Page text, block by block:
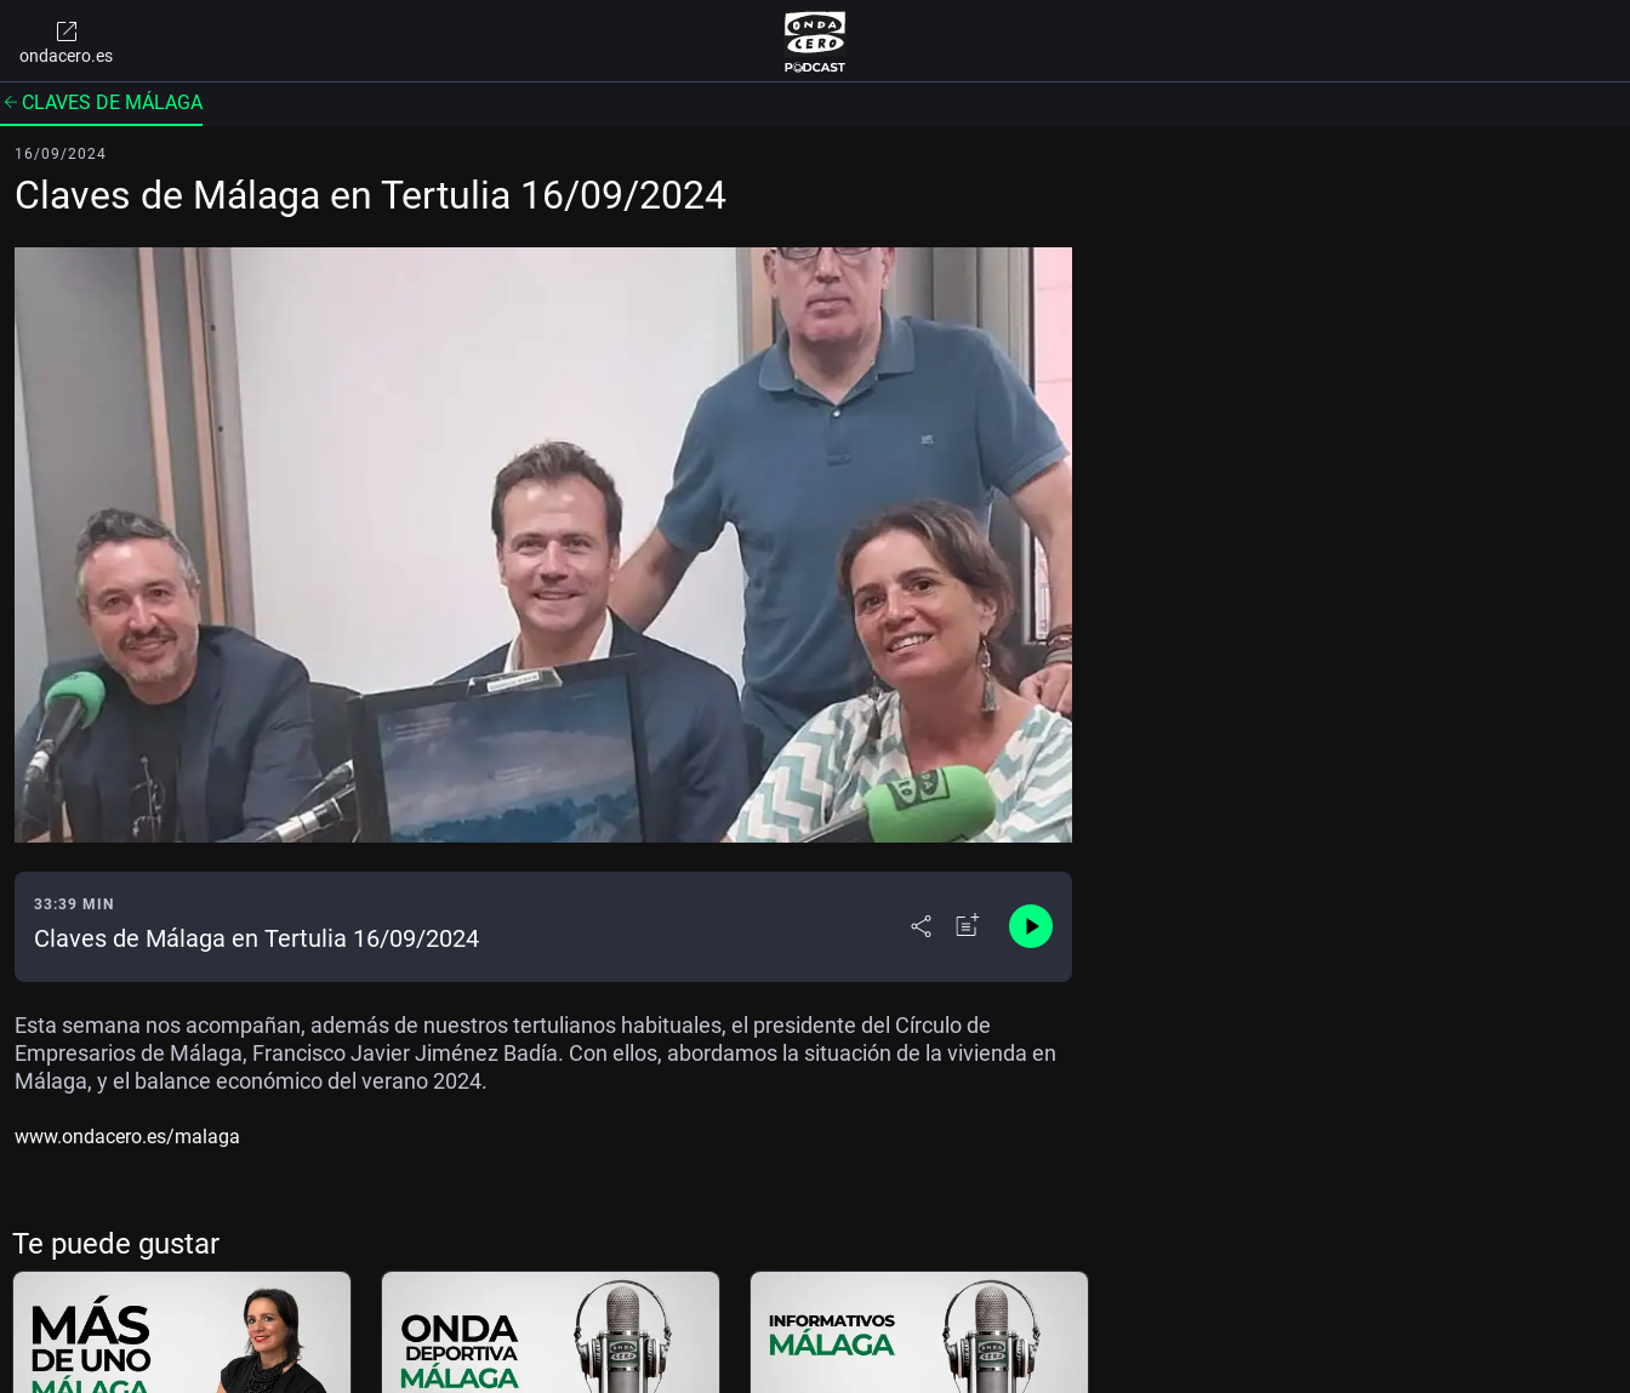
ondacero.es
CLAVES DE MÁLAGA
16/09/2024
Claves de Málaga en Tertulia 16/09/2024
33:39 MIN
Claves de Málaga en Tertulia 16/09/2024
Esta semana nos acompañan, además de nuestros tertulianos habituales, el presidente del Círculo de
Empresarios de Málaga, Francisco Javier Jiménez Badía. Con ellos, abordamos la situación de la vivienda en
Málaga, y el balance económico del verano 2024.
www.ondacero.es/malaga
Te puede gustar